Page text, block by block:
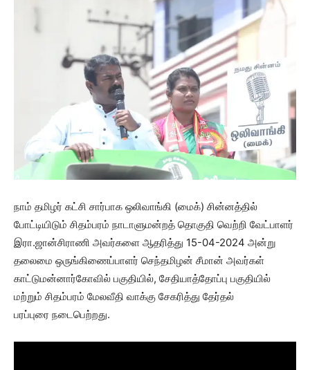
நாம் தமிழர் கட்சி சார்பாக ஒலிவாங்கி (மைக்) சின்னத்தில்
போட்டியிடும் சிதம்பரம் நாடாளுமன்றத் தொகுதி வெற்றி வேட்பாளர்
இரா.ஜான்சிராணி அவர்களை ஆதரித்து 15-04-2024 அன்று
தலைமை ஒருங்கிணைப்பாளர் செந்தமிழன் சீமான் அவர்கள்
காட்டுமன்னார்கோவில் பகுதியில், சேதியாத்தோப்பு பகுதியில்
மற்றும் சிதம்பரம் மேலவீதி வாக்கு சேகரித்து தேர்தல்
பரப்புரை நடைபெற்றது.